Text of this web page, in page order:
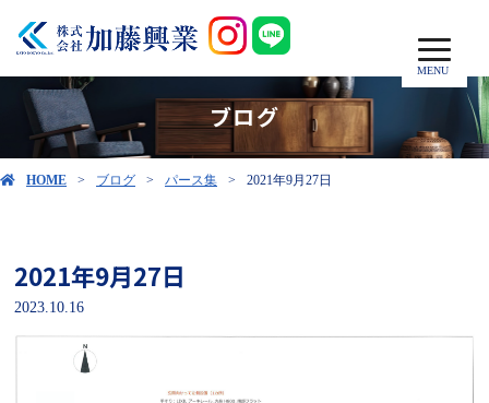
MENU
ブログ
HOME ブログ パース集 2021年9月27日
2021年9月27日
2023.10.16